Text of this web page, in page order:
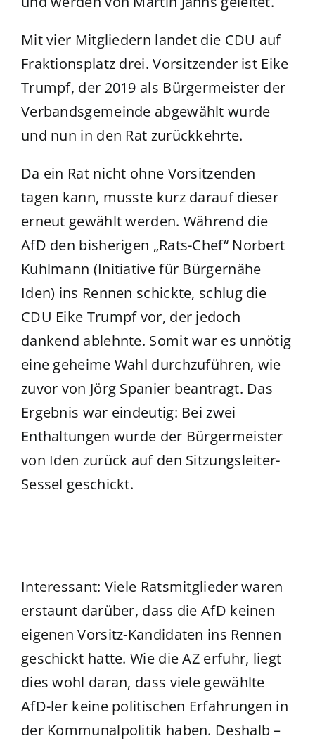
Mit vier Mitgliedern landet die CDU auf
Fraktionsplatz drei. Vorsitzender ist Eike
Trumpf, der 2019 als Bürgermeister der
Verbandsgemeinde abgewählt wurde
und nun in den Rat zurückkehrte.
Da ein Rat nicht ohne Vorsitzenden
tagen kann, musste kurz darauf dieser
erneut gewählt werden. Während die
AfD den bisherigen „Rats-Chef“ Norbert
Kuhlmann (Initiative für Bürgernähe
Iden) ins Rennen schickte, schlug die
CDU Eike Trumpf vor, der jedoch
dankend ablehnte. Somit war es unnötig
eine geheime Wahl durchzuführen, wie
zuvor von Jörg Spanier beantragt. Das
Ergebnis war eindeutig: Bei zwei
Enthaltungen wurde der Bürgermeister
von Iden zurück auf den Sitzungsleiter-
Sessel geschickt.
Interessant: Viele Ratsmitglieder waren
erstaunt darüber, dass die AfD keinen
eigenen Vorsitz-Kandidaten ins Rennen
geschickt hatte. Wie die AZ erfuhr, liegt
dies wohl daran, dass viele gewählte
AfD-ler keine politischen Erfahrungen in
der Kommunalpolitik haben. Deshalb –